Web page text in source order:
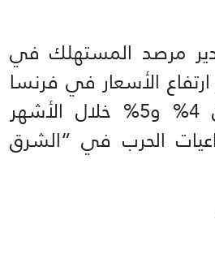
مرصد المستهلك في
الأسعار في فرنسا
بنسبة تتراوح بين 4% و5% خلال الأشهر
الحرب في “الشرق